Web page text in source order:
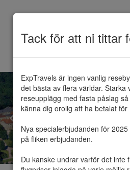
Tack för att ni tittar
ExpTravels är ingen vanlig
det bästa av flera världar. Starka
reseupplägg med fasta påslag
känna dig orolig att ha betalat för
Nya specialerbjudanden för
på fliken erbjudanden.
Du kanske undrar varför det inte